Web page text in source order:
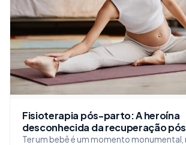
Fisioterapia pós-parto: A heroína
desconhecida da recuperação
Ter um bebê é um momento monumental,